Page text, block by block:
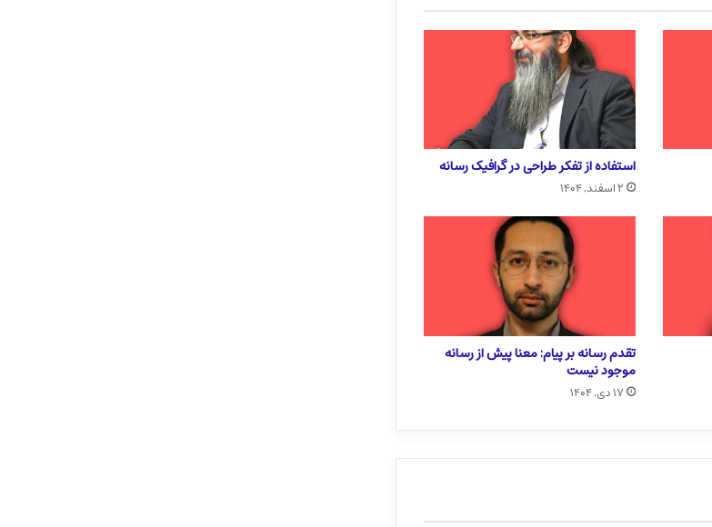
استفاده از تفکر طراحی در گرافیک رسانه
۲ اسفند, ۱۴۰۴
تقدم رسانه بر پیام: معنا پیش از رسانه
موجود نیست
۱۷ دی, ۱۴۰۴